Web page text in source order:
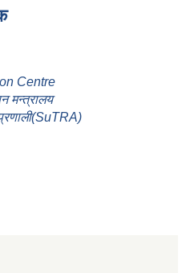
Centre
मन्त्रालय